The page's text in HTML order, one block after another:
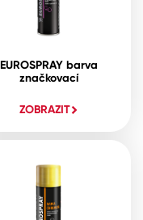
EUROSPRAY barva
značkovací
ZOBRAZIT